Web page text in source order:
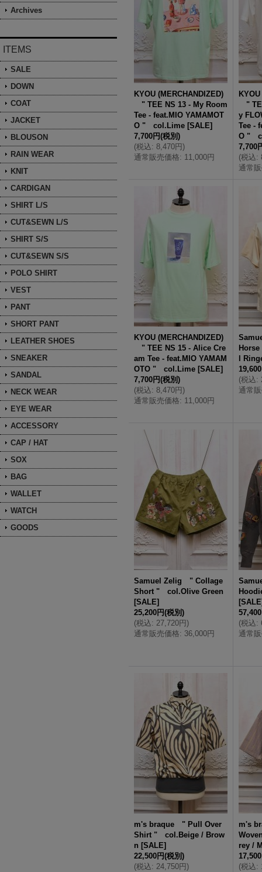
Archives
ITEMS
SALE
DOWN
COAT
JACKET
BLOUSON
RAIN WEAR
KNIT
CARDIGAN
SHIRT L/S
CUT&SEWN L/S
SHIRT S/S
CUT&SEWN S/S
POLO SHIRT
VEST
PANT
SHORT PANT
LEATHER SHOES
SNEAKER
SANDAL
NECK WEAR
EYE WEAR
ACCESSORY
CAP / HAT
SOX
BAG
WALLET
WATCH
GOODS
KYOU (MERCHANDIZED)
" TEE NS 13 - My Room
Tee - feat.MIO YAMAMOT
O " col.Lime [SALE]
7,700円(税別)
(税込: 8,470円)
通常販売価格: 11,000円
"
y
Tee -
O "
7,700
(税込:
通常
KYOU (MERCHANDIZED)
" TEE NS 15 - Alice Cre
am Tee - feat.MIO YAMAM
OTO " col.Lime [SALE]
7,700円(税別)
(税込: 8,470円)
通常販売価格: 11,000円
l
(税込:
通常
Samuel Zelig " Collage
Short " col.Olive Green
[SALE]
25,200円(税別)
(税込: 27,720円)
通常販売価格: 36,000円
[SALE
(税込:
通常
m's braque " Pull Over
Shirt " col.Beige / Brow
n [SALE]
22,500円(税別)
(税込: 24,750円)
m's
rey /
(税込: